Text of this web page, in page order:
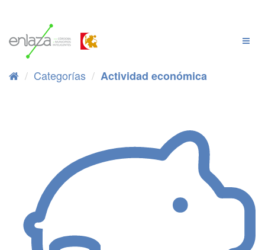
Categorías Actividad económica